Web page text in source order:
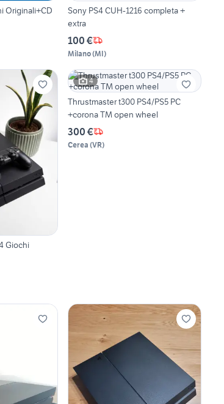
Originali+CD
Sony PS4 CUH-1216 completa +
extra
100 €
Milano(MI)
4 Giochi
4
Thrustmaster t300 PS4/PS5 PC
+corona TM open wheel
300 €
Cerea (VR)